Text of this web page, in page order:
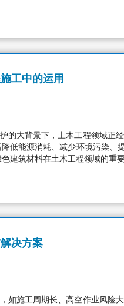
工中的运用
的大背景下，土木工程领域正
低能源消耗、减少环境污染
建筑材料在土木工程领域的重
决方案
如施工周期长、高空作业风险